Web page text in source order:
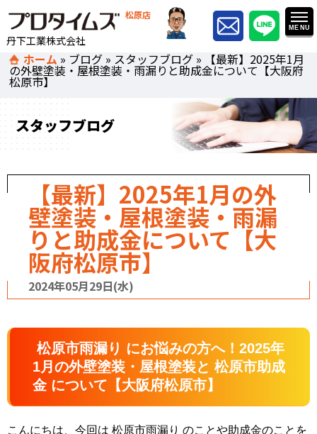
松原店
丹下工業株式会社
ホーム » ブログ » スタッフブログ » 【最新】2025年1月
の外壁塗装・屋根塗装・雨漏りと助成金について【大阪府
松原市】
スタッフブログ
【最新】2025年1月の外
壁塗装・屋根塗装・雨漏
りと助成金について【大
阪府松原市】
2024年05月29日(水)
松原市雨漏り にお悩みの方へ！2025年
1月の外壁塗装・屋根塗装と 松原市助成
金 について【大阪府松原市】
こんにちは、今回は 松原市雨漏り のことや助成金のことを